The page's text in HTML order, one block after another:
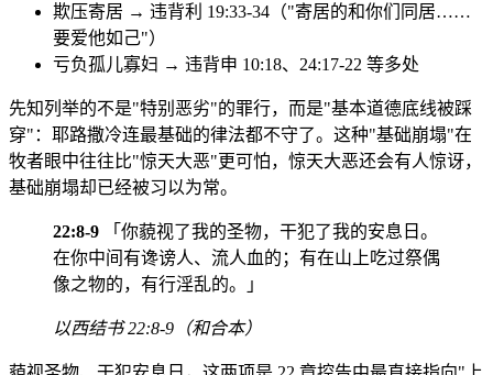
欺压寄居 → 违背利 19:33-34（"寄居的和你们同居……
要爱他如己"）
亏负孤儿寡妇 → 违背申 10:18、24:17-22 等多处
先知列举的不是"特别恶劣"的罪行，而是"基本道德底线被踩
穿"：耶路撒冷连最基础的律法都不守了。这种"基础崩塌"在
牧者眼中往往比"惊天大恶"更可怕，惊天大恶还会有人惊讶，
基础崩塌却已经被习以为常。
22:8-9 「你藐视了我的圣物，干犯了我的安息日。
在你中间有谗谤人、流人血的；有在山上吃过祭偶
像之物的，有行淫乱的。」
以西结书 22:8-9（和合本）